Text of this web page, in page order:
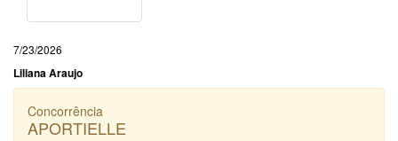
7/23/2026
Liliana Araujo
Concorrência
APORTIELLE